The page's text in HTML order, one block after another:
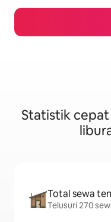
Statistik
Total sewa
Telusuri 270